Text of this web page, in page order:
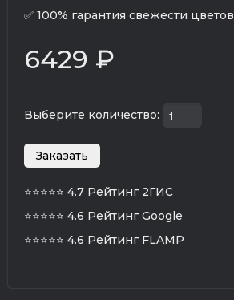
✅ 100% гарантия свежести цветов
6429 ₽
Выберите количество:
⭐⭐⭐⭐⭐ 4.7 Рейтинг 2ГИС
⭐⭐⭐⭐⭐ 4.6 Рейтинг Google
⭐⭐⭐⭐⭐ 4.6 Рейтинг FLAMP